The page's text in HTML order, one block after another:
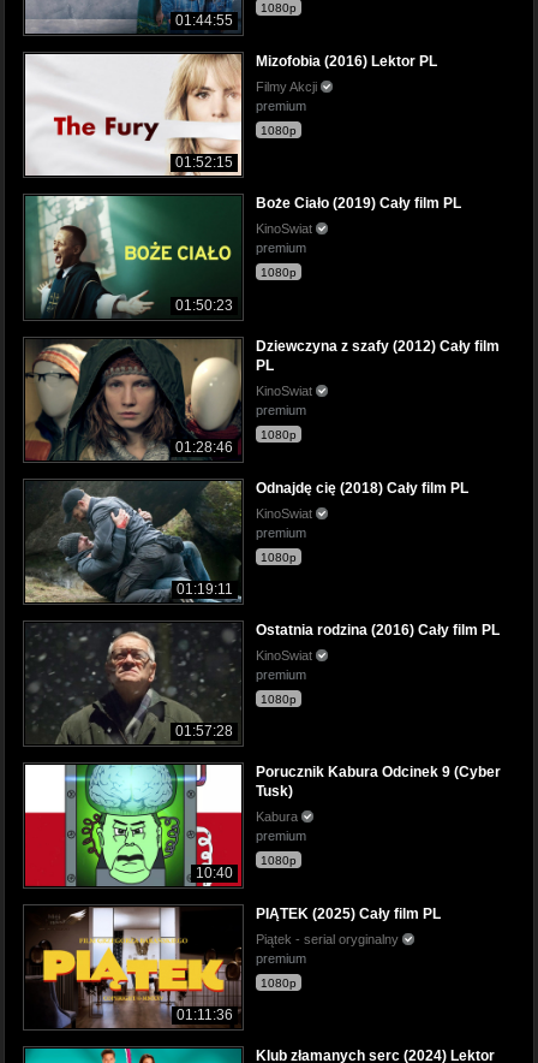
01:44:55
1080p
01:52:15
Mizofobia (2016) Lektor PL
Filmy Akcji
premium
1080p
01:50:23
Boże Ciało (2019) Cały film PL
KinoSwiat
premium
1080p
01:28:46
Dziewczyna z szafy (2012) Cały film
PL
KinoSwiat
premium
1080p
01:19:11
Odnajdę cię (2018) Cały film PL
KinoSwiat
premium
1080p
01:57:28
Ostatnia rodzina (2016) Cały film PL
KinoSwiat
premium
1080p
10:40
Porucznik Kabura Odcinek 9 (Cyber
Tusk)
Kabura
premium
1080p
01:11:36
PIĄTEK (2025) Cały film PL
Piątek - serial oryginalny
premium
1080p
Klub złamanych serc (2024) Lektor